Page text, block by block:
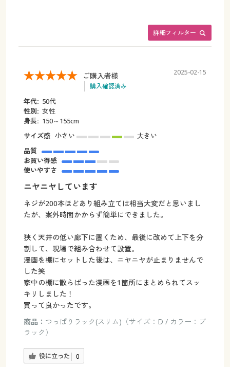
詳細フィルター
ご購入者様
購入確認済み
2025-02-15
年代: 50代
性別: 女性
身長: 150～155cm
サイズ感 小さい
大きい
品質
お買い得感
使いやすさ
ニヤニヤしています
ネジが200本ほどあり組み立ては相当大変だと思いまし
たが、案外時間かからず簡単にできました。
狭く天井の低い廊下に置くため、最後に改めて上下を分
割して、現場で組み合わせて設置。
漫画を棚にセットした後は、ニヤニヤが止まりませんで
した笑
家中の棚に散らばった漫画を1箇所にまとめられてスッ
キリしました！
買って良かったです。
商品： つっぱりラック(スリム)（サイズ：D / カラー：ブ
ラック）
役に立った 0